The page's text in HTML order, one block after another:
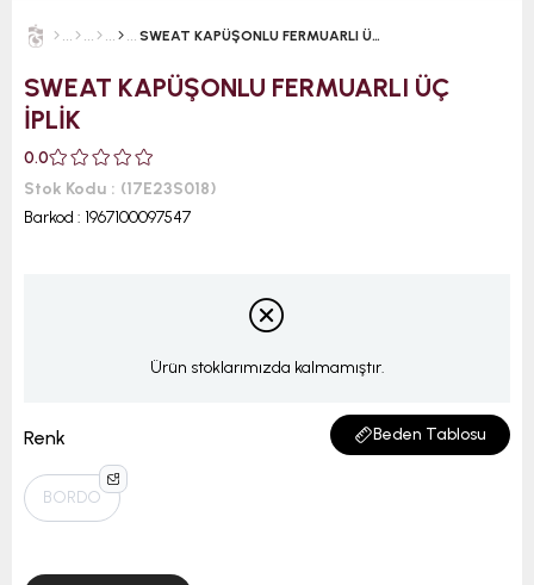
SWEAT KAPÜŞONLU FERMUARLI ÜÇ İPLİK
SWEAT KAPÜŞONLU FERMUARLI ÜÇ
İPLİK
0.0
Stok Kodu
(17E23S018)
Barkod : 1967100097547
Ürün stoklarımızda kalmamıştır.
Renk Beden Tablosu
BORDO